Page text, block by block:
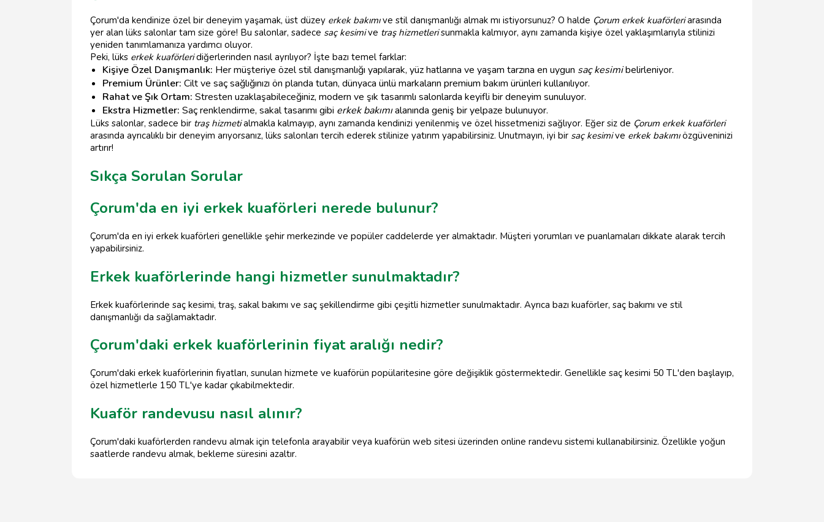
Çorum'da kendinize özel bir deneyim yaşamak, üst düzey erkek bakımıve stil danışmanlığı almak mı istiyorsunuz? O halde Çorum erkek kuaförleriarasında
yer alan lüks salonlar tam size göre! Bu salonlar, sadece saç kesimive traş hizmetlerisunmakla kalmıyor, aynı zamanda kişiye özel yaklaşımlarıyla stilinizi
yeniden tanımlamanıza yardımcı oluyor.
Peki, lüks erkek kuaförleridiğerlerinden nasıl ayrılıyor? İşte bazı temel farklar:
Kişiye Özel Danışmanlık: Her müşteriye özel stil danışmanlığı yapılarak, yüz hatlarına ve yaşam tarzına en uygun saç kesimibelirleniyor.
Premium Ürünler: Cilt ve saç sağlığınızı ön planda tutan, dünyaca ünlü markaların premium bakım ürünleri kullanılıyor.
Rahat ve Şık Ortam: Stresten uzaklaşabileceğiniz, modern ve şık tasarımlı salonlarda keyifli bir deneyim sunuluyor.
Ekstra Hizmetler: Saç renklendirme, sakal tasarımı gibi erkek bakımıalanında geniş bir yelpaze bulunuyor.
Lüks salonlar, sadece bir traş hizmetialmakla kalmayıp, aynı zamanda kendinizi yenilenmiş ve özel hissetmenizi sağlıyor. Eğer siz de Çorum erkek kuaförleri
arasında ayrıcalıklı bir deneyim arıyorsanız, lüks salonları tercih ederek stilinize yatırım yapabilirsiniz. Unutmayın, iyi bir saç kesimive erkek bakımıözgüveninizi
artırır!
Sıkça Sorulan Sorular
Çorum'da en iyi erkek kuaförleri nerede bulunur?
Çorum'da en iyi erkek kuaförleri genellikle şehir merkezinde ve popüler caddelerde yer almaktadır. Müşteri yorumları ve puanlamaları dikkate alarak tercih
yapabilirsiniz.
Erkek kuaförlerinde hangi hizmetler sunulmaktadır?
Erkek kuaförlerinde saç kesimi, traş, sakal bakımı ve saç şekillendirme gibi çeşitli hizmetler sunulmaktadır. Ayrıca bazı kuaförler, saç bakımı ve stil
danışmanlığı da sağlamaktadır.
Çorum'daki erkek kuaförlerinin fiyat aralığı nedir?
Çorum'daki erkek kuaförlerinin fiyatları, sunulan hizmete ve kuaförün popülaritesine göre değişiklik göstermektedir. Genellikle saç kesimi 50 TL'den başlayıp,
özel hizmetlerle 150 TL'ye kadar çıkabilmektedir.
Kuaför randevusu nasıl alınır?
Çorum'daki kuaförlerden randevu almak için telefonla arayabilir veya kuaförün web sitesi üzerinden online randevu sistemi kullanabilirsiniz. Özellikle yoğun
saatlerde randevu almak, bekleme süresini azaltır.